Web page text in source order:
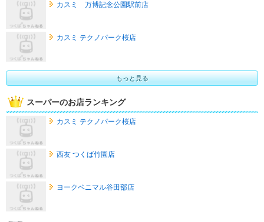
カスミ 万博記念公園駅前店
カスミ テクノパーク桜店
もっと見る
スーパーのお店ランキング
カスミ テクノパーク桜店
西友 つくば竹園店
ヨークベニマル谷田部店